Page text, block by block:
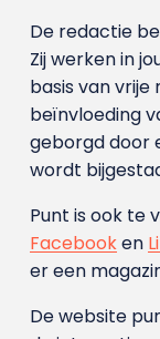
De redactie
Zij werken in
basis van vrije
beïnvloeding
geborgd door
wordt
Punt is ook te
Facebooken
er een
De website